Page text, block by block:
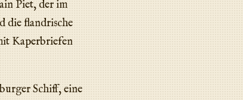
Piet, der im
die flandrische
Kaperbriefen
Schiff, eine